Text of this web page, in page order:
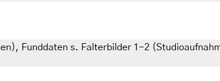
Funddaten s. Falterbilder 1-2